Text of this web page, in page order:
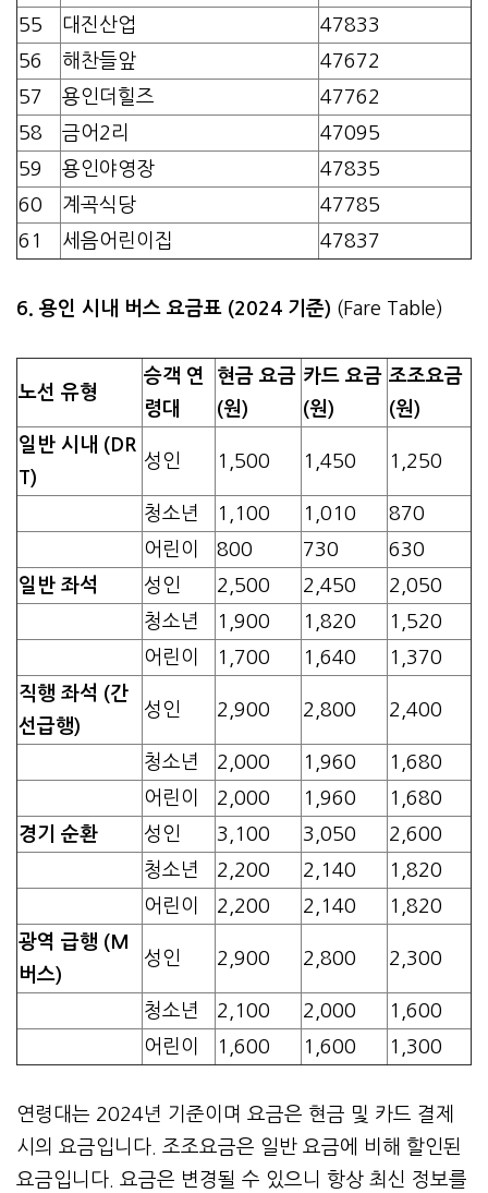
55
대진산업
47833
56
해찬들앞
47672
57
용인더힐즈
47762
58
금어2리
47095
59
용인야영장
47835
60
계곡식당
47785
61
세음어린이집 47837
6. 용인 시내 버스 요금표 (2024 기준) (Fare Table)
노선 유형
승객 연
령대
현금 요금
(원)
카드 요금
(원)
조조요금
(원)
일반 시내 (DR
T)
성인 1,500 1,450 1,250
청소년 1,100 1,010
870
어린이
800 730
630
일반 좌석
성인 2,500 2,450
2,050
청소년
1,900 1,820
1,520
어린이
1,700 1,640
1,370
직행 좌석 (간
선급행)
성인 2,900 2,800 2,400
청소년 2,000 1,960
1,680
어린이
2,000 1,960
1,680
경기 순환
성인 3,100 3,050
2,600
청소년
2,200 2,140
1,820
어린이
2,200 2,140
1,820
광역 급행 (M
버스)
성인 2,900 2,800 2,300
청소년 2,100 2,000
1,600
어린이
1,600 1,600 1,300
연령대는 2024년 기준이며 요금은 현금 및 카드 결제
시의 요금입니다. 조조요금은 일반 요금에 비해 할인된
요금입니다. 요금은 변경될 수 있으니 항상 최신 정보를